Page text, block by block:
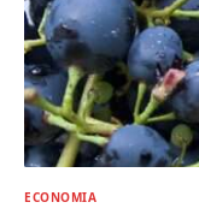
ECONOMIA